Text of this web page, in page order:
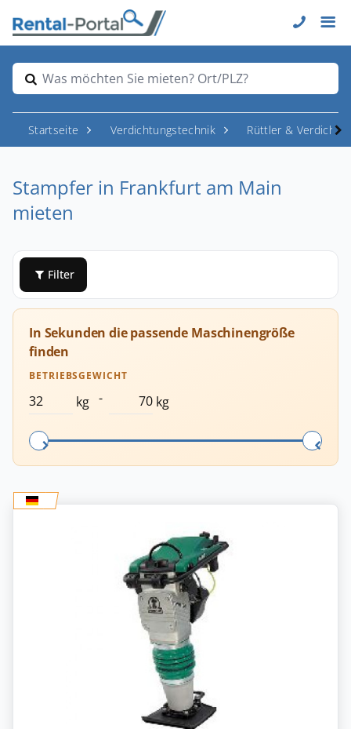
Was möchten Sie mieten? Ort/PLZ?
Startseite Verdichtungstechnik Rüttler & Verdichter
Stampfer in Frankfurt am Main
mieten
Filter
In Sekunden die passende Maschinengröße
finden
BETRIEBSGEWICHT
kg - kg